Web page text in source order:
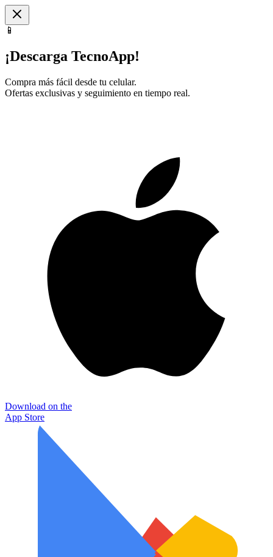
📱
¡Descarga TecnoApp!
Compra más fácil desde tu celular.
Ofertas exclusivas y seguimiento en tiempo real.
Download on the
App Store